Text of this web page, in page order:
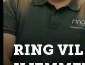
RING